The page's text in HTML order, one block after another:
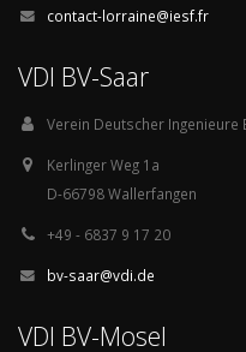
contact-lorraine@iesf.fr
VDI BV-Saar
Verein Deutscher Ingenieure
Kerlinger Weg 1a
D-66798 Wallerfangen
+49 - 6837 9 17 20
bv-saar@vdi.de
VDI BV-Mosel